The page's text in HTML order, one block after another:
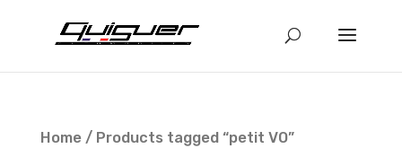
Home/ Products tagged “petit VO”